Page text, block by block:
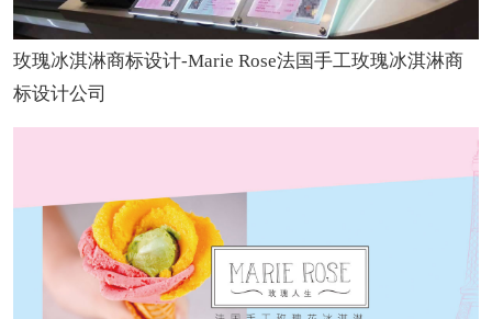
玫瑰冰淇淋商标设计-Marie Rose法国手工玫瑰冰淇淋商
标设计公司